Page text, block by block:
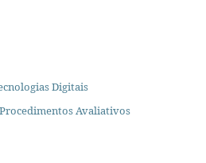
Digitais
Avaliativos